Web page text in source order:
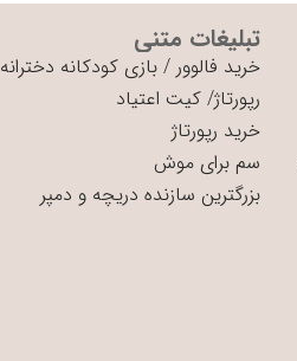
تبلیغات متنی
خرید فالوور /بازی کودکانه دخترانه
رپورتاژ/کیت اعتیاد
خرید رپورتاژ
سم برای موش
بزرگترین سازنده دریچه و دمپر